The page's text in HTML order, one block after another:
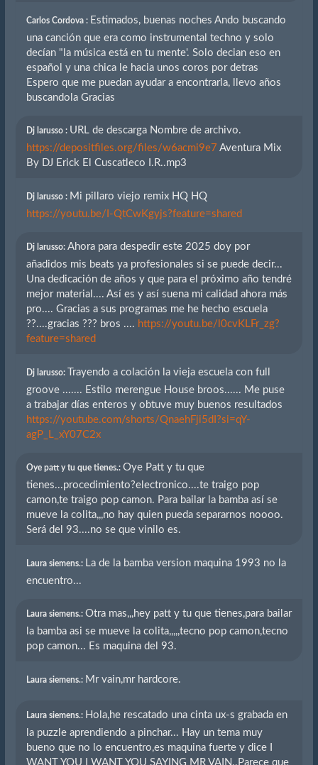
Carlos Cordova : Estimados, buenas noches Ando buscando
una canción que era como instrumental techno y solo
decían "la música está en tu mente'. Solo decian eso en
español y una chica le hacia unos coros por detras
Espero que me puedan ayudar a encontrarla, llevo años
buscandola Gracias
Dj larusso : URL de descarga Nombre de archivo.
https://depositfiles.org/files/w6acmi9e7 Aventura Mix
By DJ Erick El Cuscatleco I.R..mp3
Dj larusso : Mi pillaro viejo remix HQ HQ
https://youtu.be/I-QtCwKgyjs?feature=shared
Dj larusso: Ahora para despedir este 2025 doy por
añadidos mis beats ya profesionales si se puede decir...
Una dedicación de años y que para el próximo año tendré
mejor material.... Así es y así suena mi calidad ahora más
pro.... Gracias a sus programas me he hecho escuela
??....gracias ??? bros .... https://youtu.be/l0cvKLFr_zg?
feature=shared
Dj larusso:
Trayendo a colación la vieja escuela con full
groove ....... Estilo merengue House broos...... Me puse
a trabajar días enteros y obtuve muy buenos resultados
https://youtube.com/shorts/QnaehFji5dI?si=qY-
agP_L_xY07C2x
Oye patt y tu que tienes.: Oye Patt y tu que
tienes...procedimiento?electronico....te traigo pop
camon,te traigo pop camon. Para bailar la bamba así se
mueve la colita,,,no hay quien pueda separarnos noooo.
Será del 93....no se que vinilo es.
Laura siemens.: La de la bamba version maquina 1993 no la
encuentro...
Laura siemens.: Otra mas,,,hey patt y tu que tienes,para bailar
la bamba asi se mueve la colita,,,,,tecno pop camon,tecno
pop camon... Es maquina del 93.
Laura siemens.: Mr vain,mr hardcore.
Laura siemens.: Hola,he rescatado una cinta ux-s grabada en
la puzzle aprendiendo a pinchar... Hay un tema muy
bueno que no lo encuentro,es maquina fuerte y dice I
WANT YOU I WANT YOU SAYING MR VAIN..Parece que